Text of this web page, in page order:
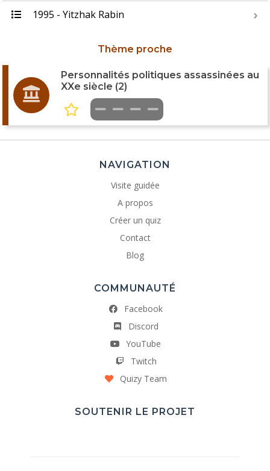
1995 - Yitzhak Rabin
Thème proche
Personnalités politiques assassinées au
XXe siècle (2)
NAVIGATION
Visite guidée
A propos
Créer un quiz
Contact
Blog
COMMUNAUTÉ
Facebook
Discord
YouTube
Twitch
Quizy Team
SOUTENIR LE PROJET